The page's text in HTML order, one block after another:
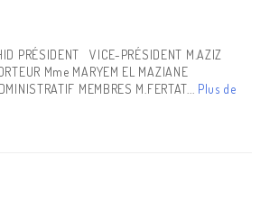
PRÉSIDENT VICE-PRÉSIDENT M.AZIZ
Mme MARYEM EL MAZIANE
MEMBRES M.FERTAT... Plus de